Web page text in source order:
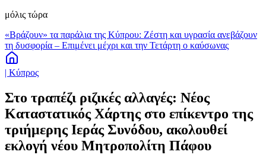
μόλις τώρα
«Βράζουν» τα παράλια της Κύπρου: Ζέστη και υγρασία ανεβάζουν
τη δυσφορία – Επιμένει μέχρι και την Τετάρτη ο καύσωνας
| Κύπρος
Στο τραπέζι ριζικές αλλαγές: Νέος
Καταστατικός Χάρτης στο επίκεντρο της
τριήμερης Ιεράς Συνόδου, ακολουθεί
εκλογή νέου Μητροπολίτη Πάφου